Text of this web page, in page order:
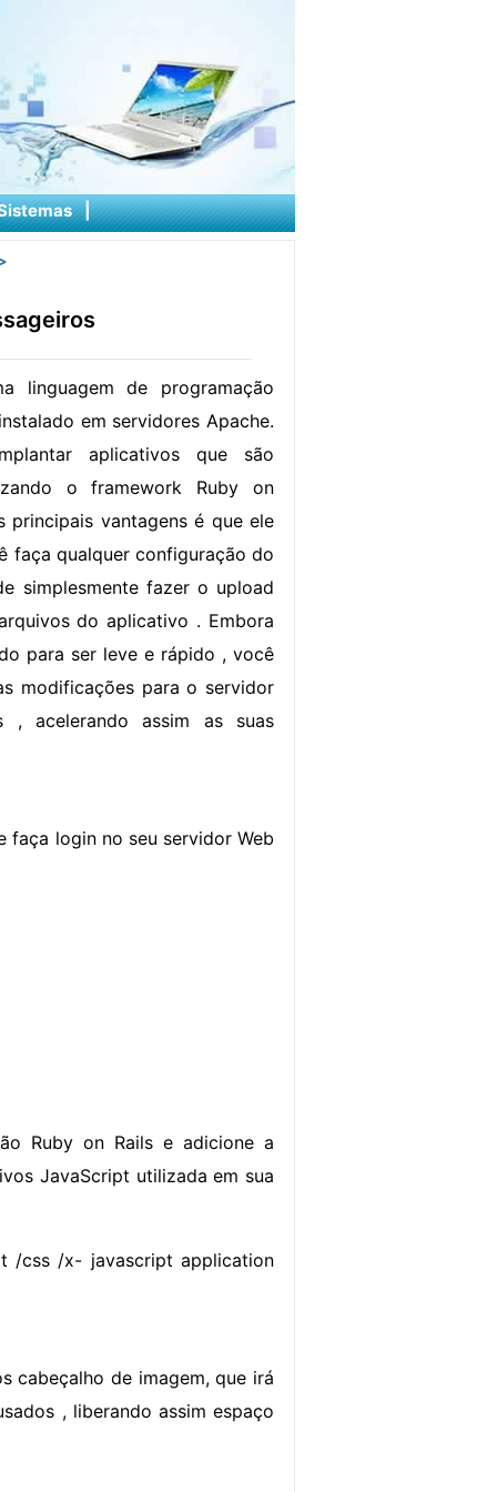
|
linguagem de programação
em servidores Apache.
aplicativos que são
o framework Ruby on
principais vantagens é que ele
faça qualquer configuração do
simplesmente fazer o upload
do aplicativo . Embora
para ser leve e rápido , você
modificações para o servidor
, acelerando assim as suas
faça login no seu servidor Web
Ruby on Rails e adicione a
JavaScript utilizada em sua
/css /x- javascript application
cabeçalho de imagem, que irá
​​, liberando assim espaço